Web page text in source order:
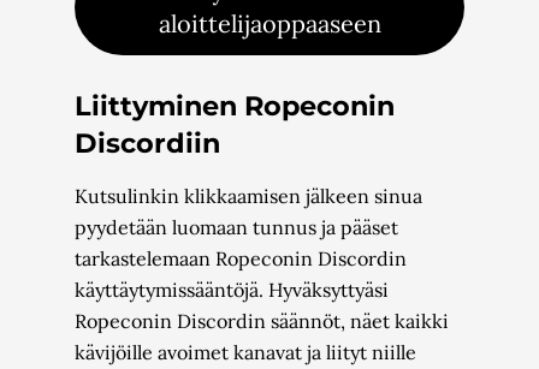
aloittelijaoppaaseen
Liittyminen Ropeconin
Discordiin
Kutsulinkin klikkaamisen jälkeen sinua
pyydetään luomaan tunnus ja pääset
tarkastelemaan Ropeconin Discordin
käyttäytymissääntöjä. Hyväksyttyäsi
Ropeconin Discordin säännöt, näet kaikki
kävijöille avoimet kanavat ja liityt niille